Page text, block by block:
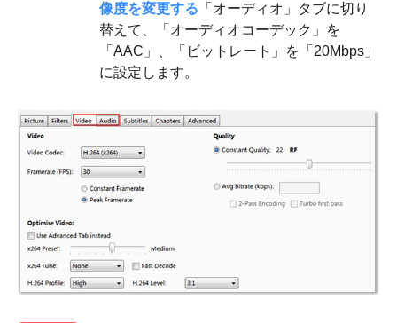
像度を変更する 「オーディオ」タブに切り
替えて、「オーディオコーデック」を
「AAC」、「ビットレート」を「20Mbps」
に設定します。